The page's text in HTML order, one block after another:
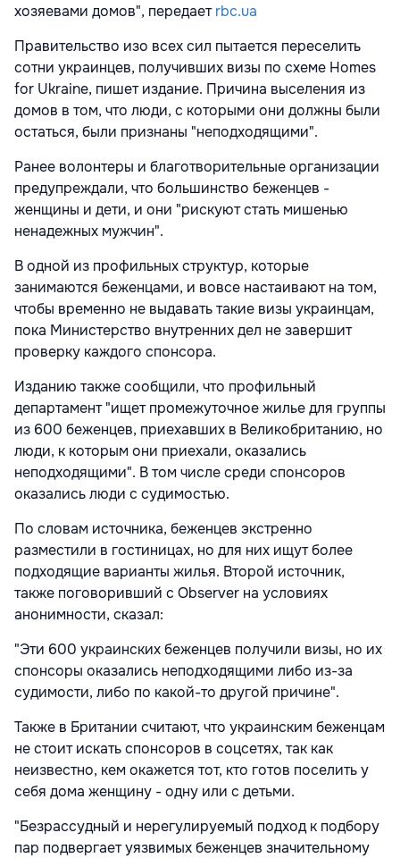
хозяевами домов", передаетrbc.ua
Правительство изо всех сил пытается переселить
сотни украинцев, получивших визы по схеме Homes
for Ukraine, пишет издание. Причина выселения из
домов в том, что люди, с которыми они должны были
остаться, были признаны "неподходящими".
Ранее волонтеры и благотворительные организации
предупреждали, что большинство беженцев -
женщины и дети, и они "рискуют стать мишенью
ненадежных мужчин".
В одной из профильных структур, которые
занимаются беженцами, и вовсе настаивают на том,
чтобы временно не выдавать такие визы украинцам,
пока Министерство внутренних дел не завершит
проверку каждого спонсора.
Изданию также сообщили, что профильный
департамент "ищет промежуточное жилье для группы
из 600 беженцев, приехавших в Великобританию, но
люди, к которым они приехали, оказались
неподходящими". В том числе среди спонсоров
оказались люди с судимостью.
По словам источника, беженцев экстренно
разместили в гостиницах, но для них ищут более
подходящие варианты жилья. Второй источник,
также поговоривший с Observer на условиях
анонимности, сказал:
"Эти 600 украинских беженцев получили визы, но их
спонсоры оказались неподходящими либо из-за
судимости, либо по какой-то другой причине".
Также в Британии считают, что украинским беженцам
не стоит искать спонсоров в соцсетях, так как
неизвестно, кем окажется тот, кто готов поселить у
себя дома женщину - одну или с детьми.
"Безрассудный и нерегулируемый подход к подбору
пар подвергает уязвимых беженцев значительному